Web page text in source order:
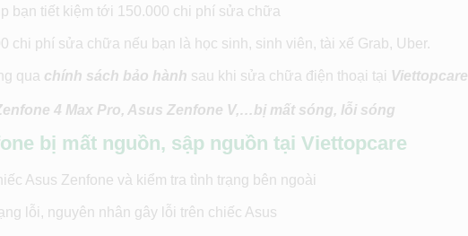
bạn tiết kiệm tới 150.000 chi phí sửa chữa
chi phí sửa chữa nếu bạn là học sinh, sinh viên, tài xế Grab, Uber.
qua chính sách bảo hành sau khi sửa chữa điện thoại tại Viettopcare
4 Max Pro, Asus Zenfone V,…bị mất sóng, lỗi sóng
bị mất nguồn, sập nguồn tại Viettopcare
Asus Zenfone và kiểm tra tình trạng bên ngoài
lỗi, nguyên nhân gây lỗi trên chiếc Asus